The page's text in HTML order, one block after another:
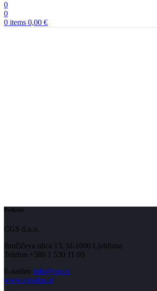
0
0
0 items 0,00 €
Podjetje
CGS d.o.o.
Brnčičeva ulica 13, SI-1000 Ljubljana
Telefon +386 1 530 11 00
E-naslov info@cgs.si
www.cgsplus.si